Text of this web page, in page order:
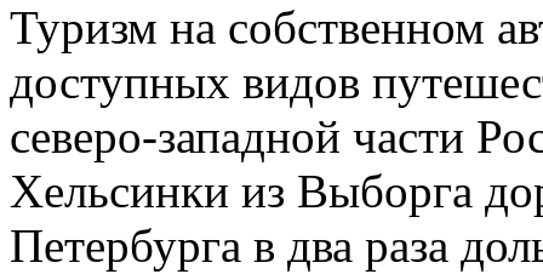
Туризм на собственном
доступных видов
северо-западной части
Хельсинки из Выборга
Петербурга в два раза